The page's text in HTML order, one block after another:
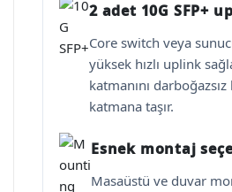
2 adet 10G SFP+
Core switch veya
yüksek hızlı uplink
katmanını
katmana taşır.
Esnek montaj
Masaüstü ve duvar